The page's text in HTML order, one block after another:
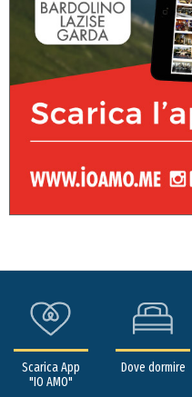
Scarica App
"IO AMO"
Dove dormire